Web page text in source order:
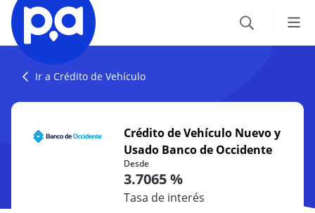
Seguros
VEHÍCULOS
Seguro Todo Riesgo
Seguro Obligatorio de Accidentes de Tránsito
Productos financieros
Crédito Hipotecario
IR AL CENTRO DE AYUDA
Ir a Crédito de Vehículo
Crédito de Vehículo Nuevo y
Usado Banco de Occidente
Desde
3.7065 %
Tasa de interés